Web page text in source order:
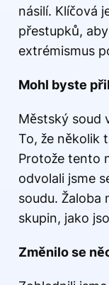
násilí. Klíčová
přestupků,
extrémismus
Mohl byste
Městský soud
To, že několik
Protože tento
odvolali jsme
soudu. Žaloba
skupin, jako
Změnilo se